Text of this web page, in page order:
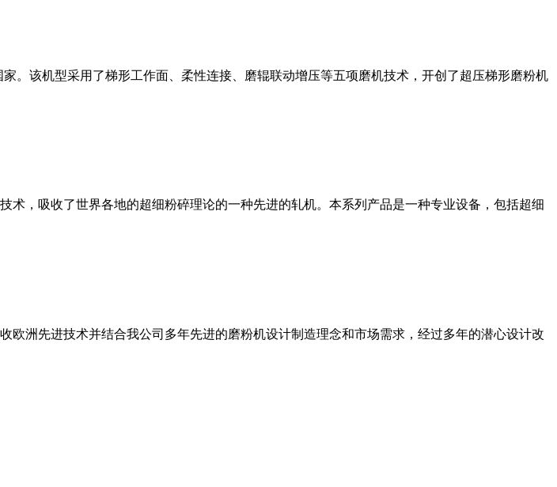
。该机型采用了梯形工作面、柔性连接、磨辊联动增压等五项磨机技术，开创了超压梯形磨粉机
，吸收了世界各地的超细粉碎理论的一种先进的轧机。本系列产品是一种专业设备，包括超细
洲先进技术并结合我公司多年先进的磨粉机设计制造理念和市场需求，经过多年的潜心设计改